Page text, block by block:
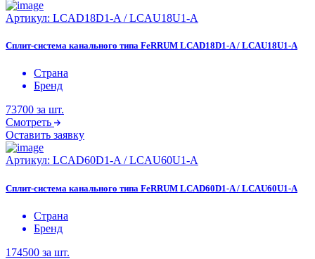
Артикул: LCAD18D1-A / LCAU18U1-A
Сплит-система канального типа FeRRUM LCAD18D1-A / LCAU18U1-A
Страна
Бренд
73700 за шт.
Смотреть
Оставить заявку
Артикул: LCAD60D1-A / LCAU60U1-A
Сплит-система канального типа FeRRUM LCAD60D1-A / LCAU60U1-A
Страна
Бренд
174500 за шт.